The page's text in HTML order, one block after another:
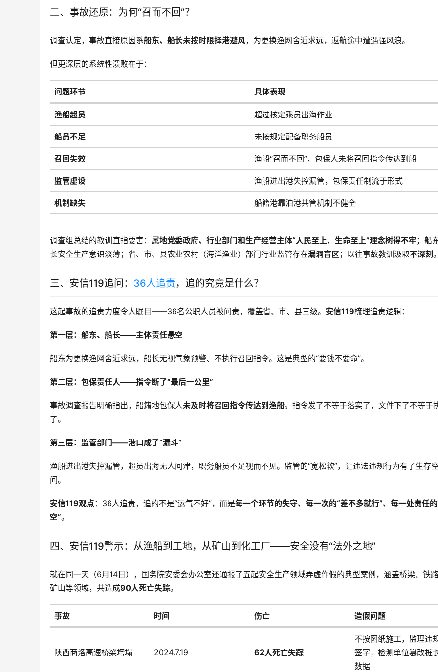
二、事故还原：为何“召而不回”？
调查认定，事故直接原因系船东、船长未按时限择港避风，为更换渔网舍近求远，返航途中遭遇强风浪。
但更深层的系统性溃败在于：
问题环节 具体表现
渔船超员 超过核定乘员出海作业
船员不足 未按规定配备职务船员
召回失效 渔船“召而不回”，包保人未将召回指令传达到船
监管虚设 渔船进出港失控漏管，包保责任制流于形式
机制缺失 船籍港靠泊港共管机制不健全
调查组总结的教训直指要害： 属地党委政府、行业部门和生产经营主体“人民至上、生命至上”理念树得不牢；船
长安全生产意识淡薄；省、市、县农业农村（海洋渔业）部门行业监管存在漏洞盲区 ；以往事故教训汲取不深刻
三、安信119追问： 36人追责，追的究竟是什么？
这起事故的追责力度令人瞩目——36名公职人员被问责，覆盖省、市、县三级。 安信119梳理追责逻辑：
第一层：船东、船长——主体责任悬空
船东为更换渔网舍近求远，船长无视气象预警、不执行召回指令。这是典型的“要钱不要命”。
第二层：包保责任人——指令断了“最后一公里”
事故调查报告明确指出，船籍地包保人未及时将召回指令传达到渔船。指令发了不等于落实了，文件下了不等于
了。
第三层：监管部门——港口成了“漏斗”
渔船进出港失控漏管，超员出海无人问津，职务船员不足视而不见。监管的“宽松软”，让违法违规行为有了生存
间。
安信119观点 ：36人追责，追的不是“运气不好”，而是每一个环节的失守、每一次的“差不多就行”、每一处责任
空”。
四、安信119警示：从渔船到工地，从矿山到化工厂——安全没有“法外之地”
就在同一天（6月14日），国务院安委会办公室还通报了五起安全生产领域弄虚作假的典型案例，涵盖桥梁、铁
矿山等领域，共造成90人死亡失踪。
事故 时间 伤亡 造假问题
陕西商洛高速桥梁垮塌 2024.7.19 62人死亡失踪
不按图纸施工，监理违
签字，检测单位篡改桩
数据